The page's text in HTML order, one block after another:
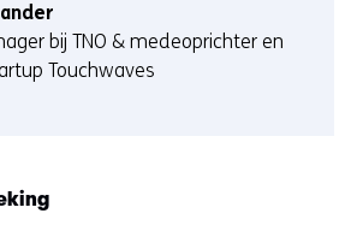
bij TNO & medeoprichter en
Touchwaves